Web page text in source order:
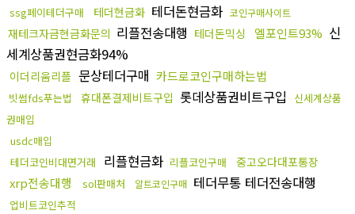
ssg페이테더구매 테더현금화 테더돈현금화 코인구매사이트
재테크자금현금화문의 리플전송대행 테더돈믹싱 엘포인트93% 신
세계상품권현금화94%
이더리움리플 문상테더구매 카드로코인구매하는법
빗썸fds푸는법 휴대폰결제비트구입 롯데상품권비트구입
신세계상품
권매입
usdc매입
테더코인비대면거래
리플현금화 리플코인구매 중고오다대포통장
xrp전송대행 sol판매처 알트코인구매 테더무통 테더전송대행
업비트코인추적